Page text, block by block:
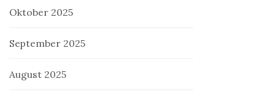
Oktober 2025
September 2025
August 2025